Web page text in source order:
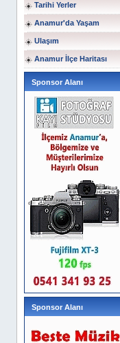
Tarihi Yerler
Anamur'da Yaşam
Ulaşım
Anamur İlçe Haritası
Sponsor Alanı
Sponsor Alanı